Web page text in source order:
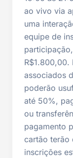
ao vivo via
uma
equipe de
R$1.800,00.
associados
poderão
até 50%,
ou
pagamento
cartão terão
inscrições